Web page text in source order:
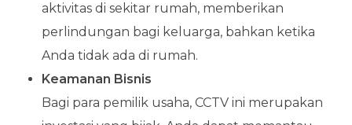
aktivitas di sekitar rumah, memberikan
perlindungan bagi keluarga, bahkan ketika
Anda tidak ada di rumah.
Keamanan Bisnis
Bagi para pemilik usaha, CCTV ini merupakan